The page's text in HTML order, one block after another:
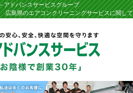
アドバンスサービスグループ
広島県のエアコンクリーニングサービスに関して